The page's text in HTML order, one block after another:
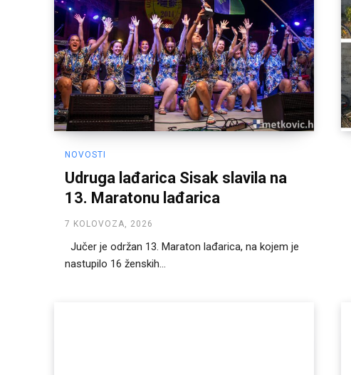
NOVOSTI
Udruga lađarica Sisak slavila na
13. Maratonu lađarica
7 KOLOVOZA, 2026
Jučer je održan 13. Maraton lađarica, na kojem je
nastupilo 16 ženskih...